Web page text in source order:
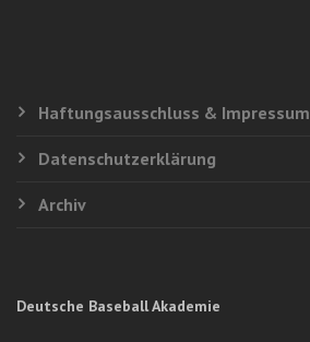
Haftungsausschluss & Impressum
Datenschutzerklärung
Archiv
Deutsche Baseball Akademie